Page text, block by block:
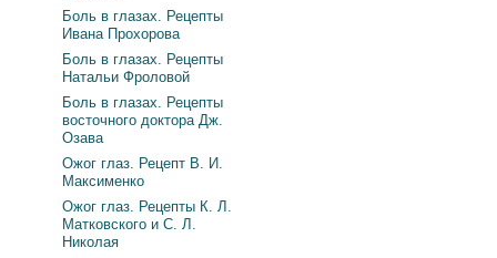
Боль в глазах. Рецепты
Ивана Прохорова
Боль в глазах. Рецепты
Натальи Фроловой
Боль в глазах. Рецепты
восточного доктора Дж.
Озава
Ожог глаз. Рецепт В. И.
Максименко
Ожог глаз. Рецепты К. Л.
Матковского и С. Л.
Николая